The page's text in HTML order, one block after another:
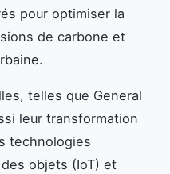
pour optimiser la
de carbone et
telles que General
leur transformation
technologies
objets (IoT) et